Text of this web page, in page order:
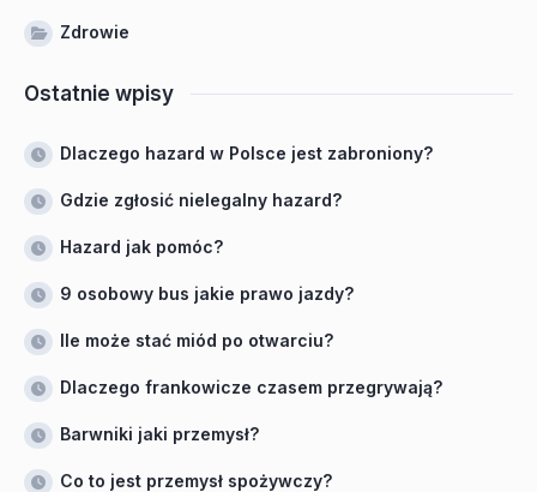
Zdrowie
Ostatnie wpisy
Dlaczego hazard w Polsce jest zabroniony?
Gdzie zgłosić nielegalny hazard?
Hazard jak pomóc?
9 osobowy bus jakie prawo jazdy?
Ile może stać miód po otwarciu?
Dlaczego frankowicze czasem przegrywają?
Barwniki jaki przemysł?
Co to jest przemysł spożywczy?